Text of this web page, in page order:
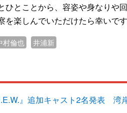
ひとことから、容姿や身なりや
楽しんでいただけたら幸いです
村倫也 井浦新
』追加キャスト2名発表 湾